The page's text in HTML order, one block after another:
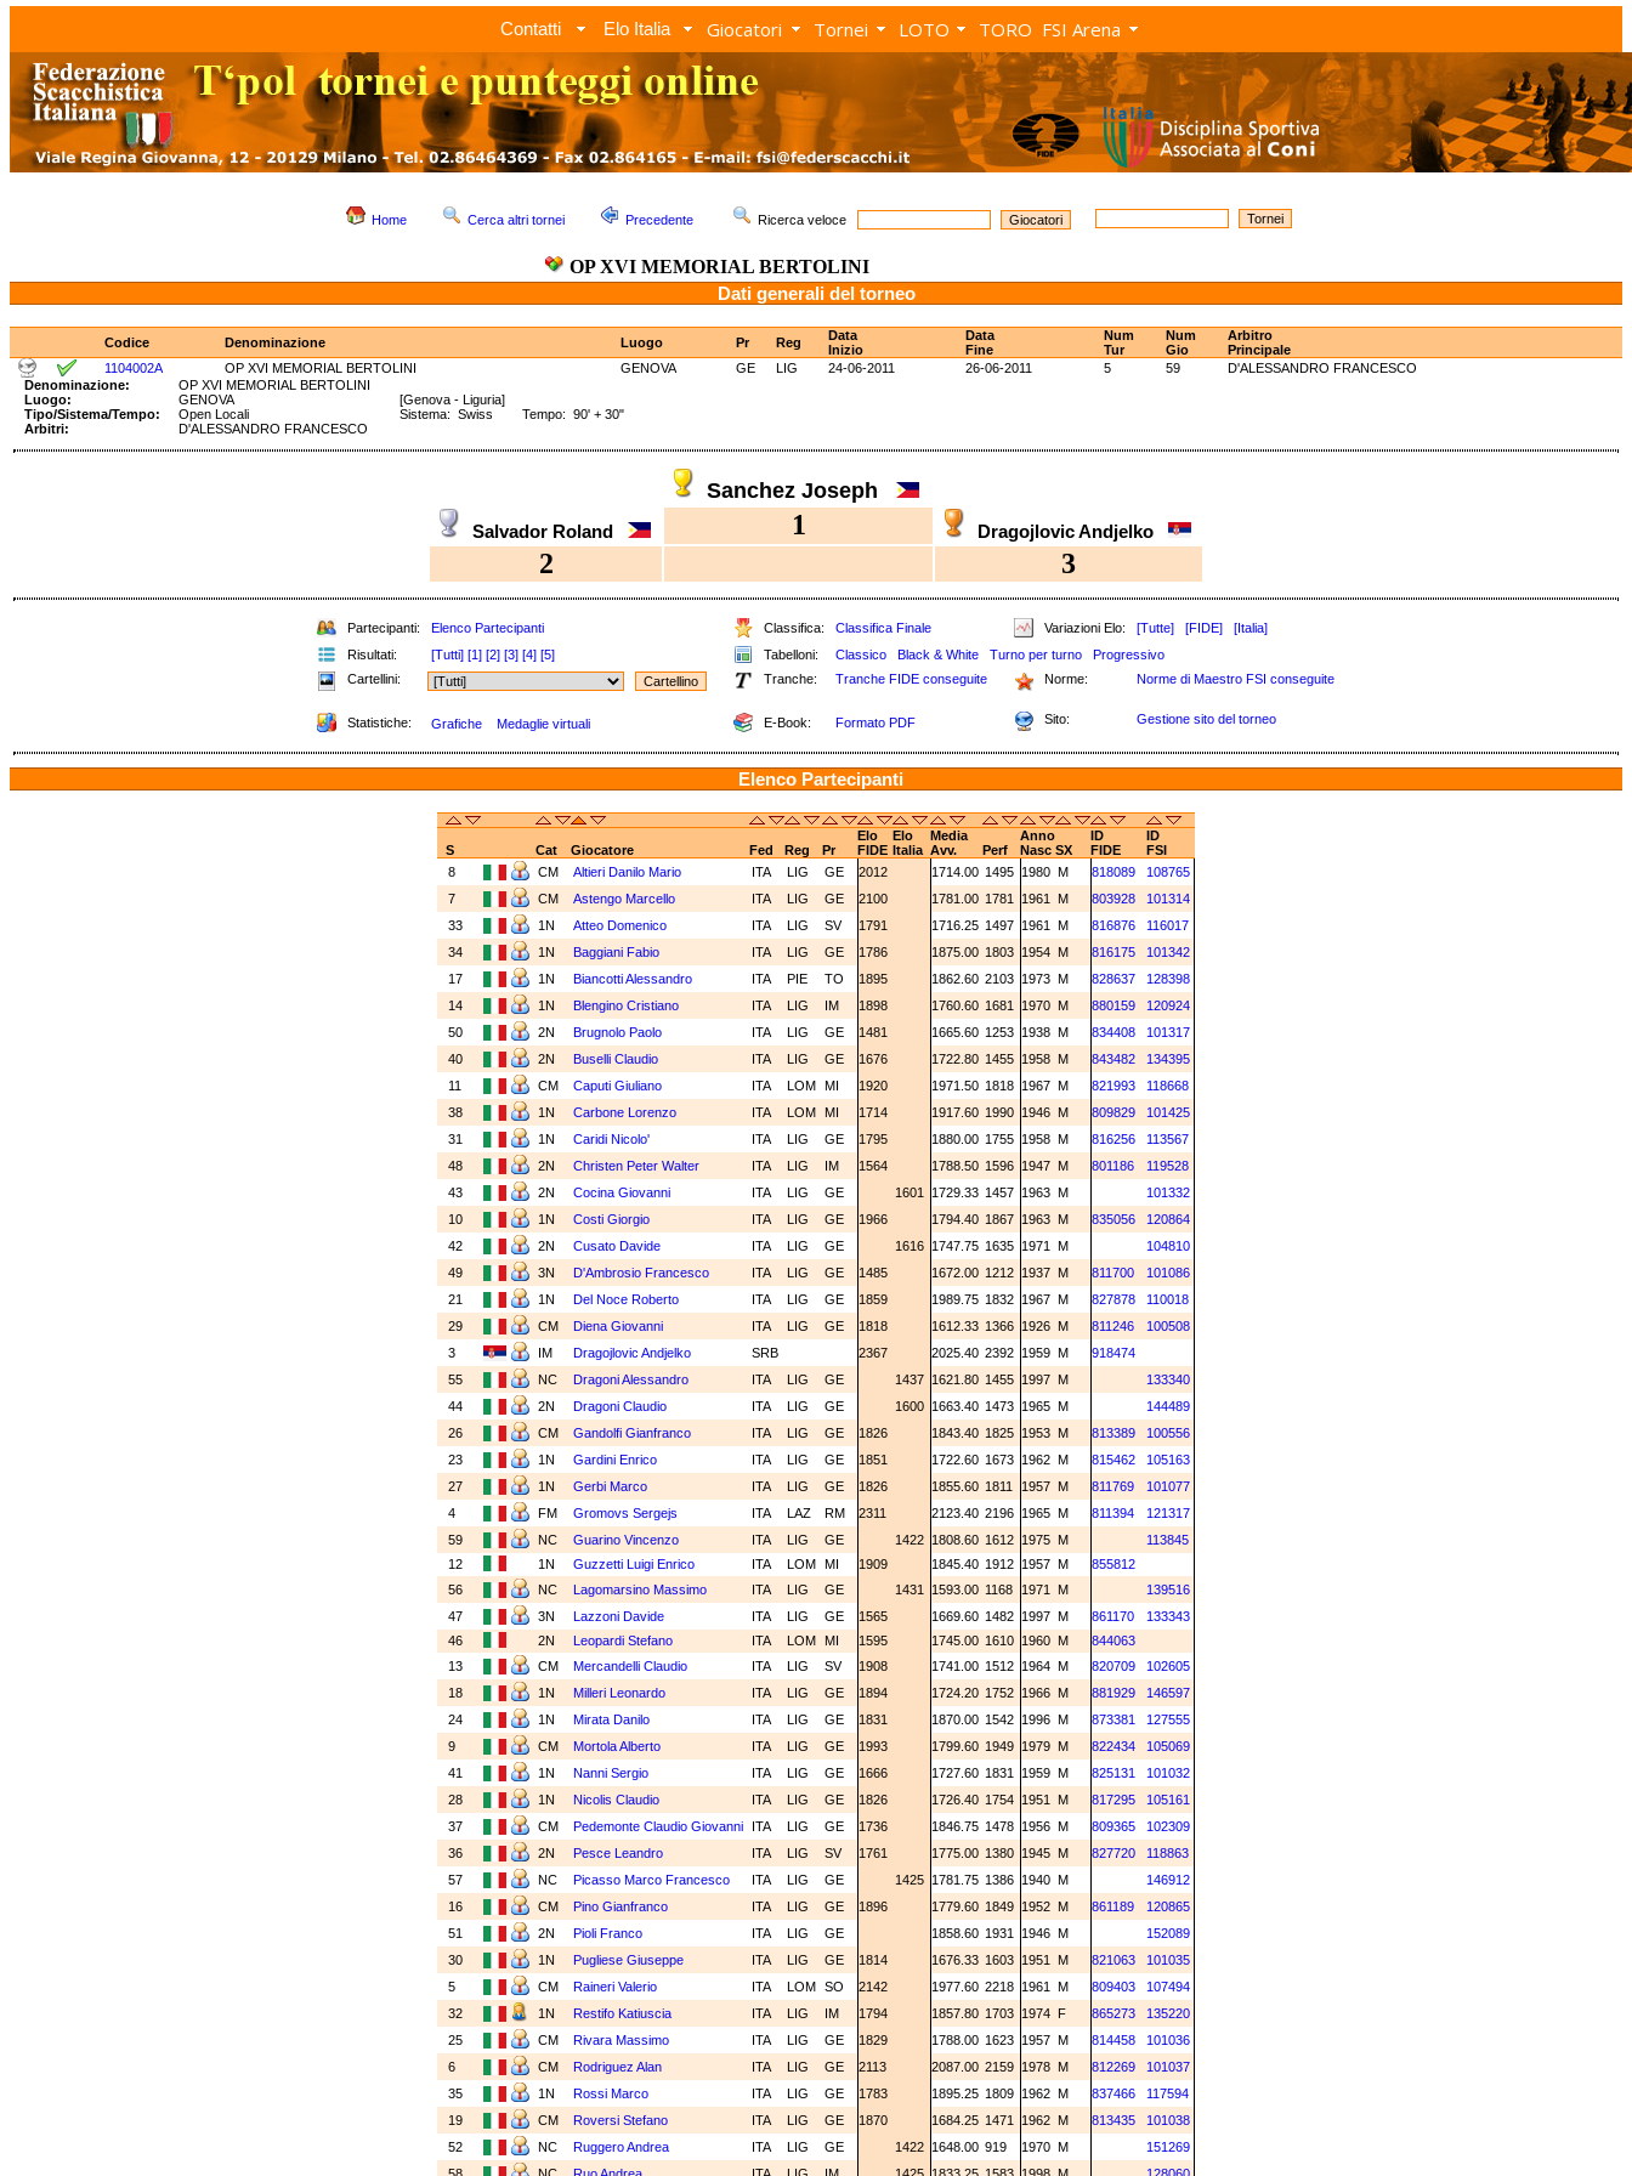
Contatti Elo Italia Giocatori Tornei LOTO TORO FSI Arena
Home Cerca altri tornei Precedente Ricerca veloce
OP XVI MEMORIAL BERTOLINI
Dati generali del torneo
Codice Denominazione Luogo Pr Reg
Data
Inizio
Data
Fine
Num
Tur
Num
Gio
Arbitro
Principale
1104002A
OP XVI MEMORIAL BERTOLINI GENOVA GE LIG 24-06-2011 26-06-2011 5 59
D'ALESSANDRO FRANCESCO
Denominazione:
OP XVI MEMORIAL BERTOLINI
Luogo:
GENOVA
[Genova - Liguria]
Tipo/Sistema/Tempo:
Open Locali
Sistema: Swiss Tempo: 90' + 30"
Arbitri:
D'ALESSANDRO FRANCESCO
Sanchez Joseph
Salvador Roland 1 Dragojlovic Andjelko
2 3
Partecipanti: Elenco Partecipanti Classifica: Classifica Finale Variazioni Elo: [Tutte] [FIDE]
[Italia]
Risultati:
[Tutti] [1] [2] [3] [4] [5] Tabelloni: Classico Black & White Turno per turno
Progressivo
Cartellini:
Tranche: Tranche FIDE conseguite Norme: Norme di Maestro FSI conseguite
Statistiche: Grafiche Medaglie virtuali E-Book: Formato PDF Sito: Gestione sito del torneo
Elenco Partecipanti
Elo Elo Media Anno ID
ID
S
Cat Giocatore Fed Reg Pr FIDE Italia Avv. Perf Nasc SX FIDE
FSI
8
CM Altieri Danilo Mario ITA LIG GE 2012 1714.00 1495 1980 M 818089
108765
7
CM Astengo Marcello ITA LIG GE 2100 1781.00 1781 1961 M 803928
101314
33
1N Atteo Domenico ITA LIG SV 1791 1716.25 1497 1961 M 816876
116017
34
1N Baggiani Fabio ITA LIG GE 1786 1875.00 1803 1954 M 816175
101342
17
1N Biancotti Alessandro ITA PIE TO 1895 1862.60 2103 1973 M 828637
128398
14
1N Blengino Cristiano ITA LIG IM 1898 1760.60 1681 1970 M 880159
120924
50
2N Brugnolo Paolo ITA LIG GE 1481 1665.60 1253 1938 M 834408
101317
40
2N Buselli Claudio ITA LIG GE 1676 1722.80 1455 1958 M 843482
134395
11
CM Caputi Giuliano ITA LOM MI 1920 1971.50 1818 1967 M 821993
118668
38
1N Carbone Lorenzo ITA LOM MI 1714 1917.60 1990 1946 M 809829
101425
31
1N Caridi Nicolo' ITA LIG GE 1795 1880.00 1755 1958 M 816256
113567
48
2N Christen Peter Walter ITA LIG IM 1564 1788.50 1596 1947 M 801186
119528
43
2N Cocina Giovanni ITA LIG GE 1601 1729.33 1457 1963 M
101332
10
1N Costi Giorgio ITA LIG GE 1966 1794.40 1867 1963 M 835056
120864
42
2N Cusato Davide ITA LIG GE 1616 1747.75 1635 1971 M
104810
49
3N D'Ambrosio Francesco ITA LIG GE 1485 1672.00 1212 1937 M 811700
101086
21
1N Del Noce Roberto ITA LIG GE 1859 1989.75 1832 1967 M 827878
110018
29
CM Diena Giovanni ITA LIG GE 1818 1612.33 1366 1926 M 811246
100508
3
IM Dragojlovic Andjelko SRB 2367 2025.40 2392 1959 M
918474
55
NC Dragoni Alessandro ITA LIG GE 1437 1621.80 1455 1997 M
133340
44
2N Dragoni Claudio ITA LIG GE 1600 1663.40 1473 1965 M
144489
26
CM Gandolfi Gianfranco ITA LIG GE 1826 1843.40 1825 1953 M 813389
100556
23
1N Gardini Enrico ITA LIG GE 1851 1722.60 1673 1962 M 815462
105163
27
1N Gerbi Marco ITA LIG GE 1826 1855.60 1811 1957 M 811769
101077
4
FM Gromovs Sergejs ITA LAZ RM 2311 2123.40 2196 1965 M 811394
121317
59
NC Guarino Vincenzo ITA LIG GE 1422 1808.60 1612 1975 M
113845
12
1N Guzzetti Luigi Enrico ITA LOM MI 1909 1845.40 1912 1957 M
855812
56
NC Lagomarsino Massimo ITA LIG GE 1431 1593.00 1168 1971 M
139516
47
3N Lazzoni Davide ITA LIG GE 1565 1669.60 1482 1997 M 861170
133343
46
2N Leopardi Stefano ITA LOM MI 1595 1745.00 1610 1960 M
844063
13
CM Mercandelli Claudio ITA LIG SV 1908 1741.00 1512 1964 M 820709
102605
18
1N Milleri Leonardo ITA LIG GE 1894 1724.20 1752 1966 M 881929
146597
24
1N Mirata Danilo ITA LIG GE 1831 1870.00 1542 1996 M 873381
127555
9
CM Mortola Alberto ITA LIG GE 1993 1799.60 1949 1979 M 822434
105069
41
1N Nanni Sergio ITA LIG GE 1666 1727.60 1831 1959 M 825131
101032
28
1N Nicolis Claudio ITA LIG GE 1826 1726.40 1754 1951 M 817295
105161
37
CM Pedemonte Claudio Giovanni ITA LIG GE 1736 1846.75 1478 1956 M 809365
102309
36
2N Pesce Leandro ITA LIG SV 1761 1775.00 1380 1945 M 827720
118863
57
NC Picasso Marco Francesco ITA LIG GE 1425 1781.75 1386 1940 M
146912
16
CM Pino Gianfranco ITA LIG GE 1896 1779.60 1849 1952 M 861189
120865
51
2N Pioli Franco ITA LIG GE 1858.60 1931 1946 M
152089
30
1N Pugliese Giuseppe ITA LIG GE 1814 1676.33 1603 1951 M 821063
101035
5
CM Raineri Valerio ITA LOM SO 2142 1977.60 2218 1961 M 809403
107494
32
1N Restifo Katiuscia ITA LIG IM 1794 1857.80 1703 1974 F 865273
135220
25
CM Rivara Massimo ITA LIG GE 1829 1788.00 1623 1957 M 814458
101036
6
CM Rodriguez Alan ITA LIG GE 2113 2087.00 2159 1978 M 812269
101037
35
1N Rossi Marco ITA LIG GE 1783 1895.25 1809 1962 M 837466
117594
19
CM Roversi Stefano ITA LIG GE 1870 1684.25 1471 1962 M 813435
101038
52
NC Ruggero Andrea ITA LIG GE 1422 1648.00 919 1970 M
151269